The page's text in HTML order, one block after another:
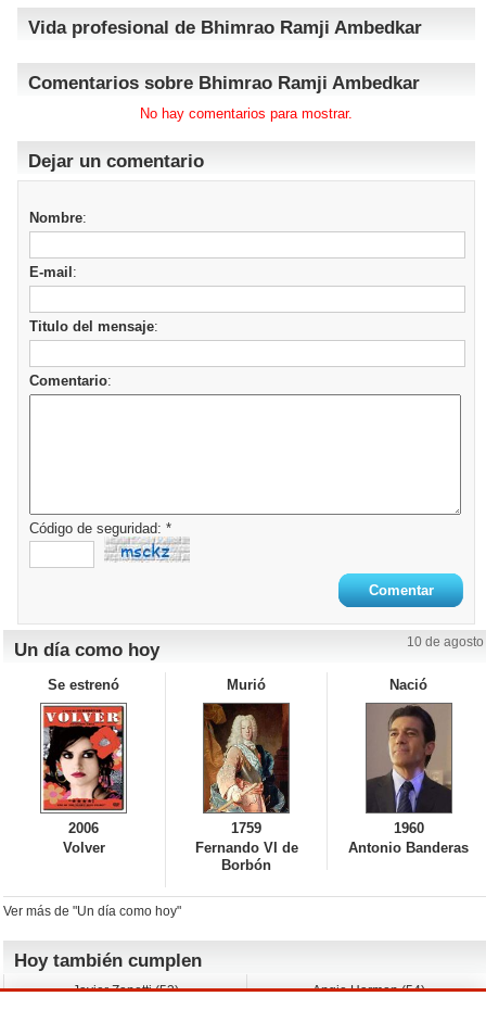
Vida profesional de Bhimrao Ramji Ambedkar
Comentarios sobre Bhimrao Ramji Ambedkar
No hay comentarios para mostrar.
Dejar un comentario
Nombre:
E-mail :
Titulo del mensaje:
Comentario:
Código de seguridad: *
Un día como hoy 10 de agosto
Se estrenó
2006
Volver
Murió
1759
Fernando VI de
Borbón
Nació
1960
Antonio Banderas
Ver más de "Un día como hoy"
Hoy también cumplen
Javier Zanetti (53)
Angie Harmon (54)